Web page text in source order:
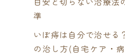
準
いぼ痔は自分で治せる
の治し方(自宅ケア・